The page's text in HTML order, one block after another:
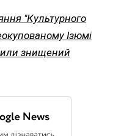
"Культурного
Ізюмі
знищений